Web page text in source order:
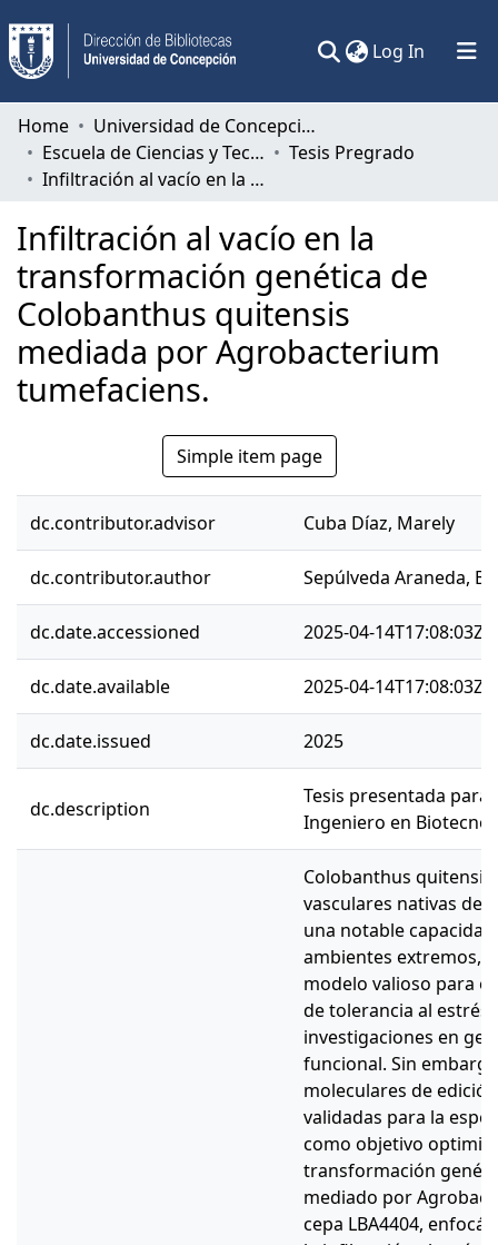
Log In (current)
Communities & Collections
All of DSpace
Home
Universidad de Concepción
Escuela de Ciencias y Tecnologías
Tesis Pregrado
Infiltración al vacío en la transformación genética de Colobanthus quitensis mediada por Agrobacterium tumefaciens.
Infiltración al vacío en la
transformación genética de
Colobanthus quitensis
mediada por Agrobacterium
tumefaciens.
Simple item page
dc.contributor.advisor Cuba Díaz, Marely
dc.contributor.author Sepúlveda Araneda,
dc.date.accessioned 2025-04-14T17:08:03Z
dc.date.available 2025-04-14T17:08:03Z
dc.date.issued 2025
dc.description
Tesis presentada
Ingeniero en
Colobanthus
vasculares nativas de
una notable
ambientes extremos,
modelo valioso para
de tolerancia al
investigaciones en
funcional. Sin
moleculares de
validadas para la
como objetivo
transformación
mediado por
cepa LBA4404,